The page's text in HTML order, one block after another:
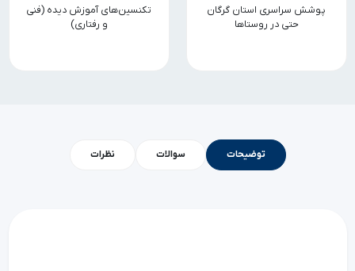
پوشش سراسری استان گرگان
حتی در روستاها
تکنسین‌های آموزش دیده (فنی
و رفتاری)
توضیحات سوالات نظرات